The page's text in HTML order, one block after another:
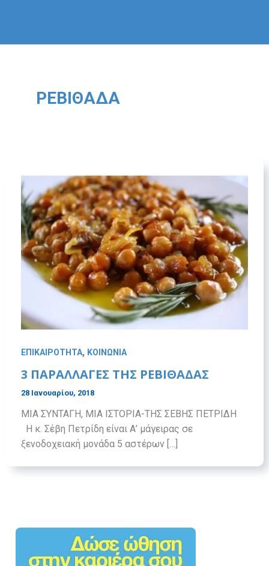
ΡΕΒΙΘΆΔΑ
ΕΠΙΚΑΙΡΟΤΗΤΑ, ΚΟΙΝΩΝΙΑ
3 ΠΑΡΑΛΛΑΓΕΣ ΤΗΣ ΡΕΒΙΘΑΔΑΣ
28 Ιανουαρίου, 2018
ΜΙΑ ΣΥΝΤΑΓΗ, ΜΙΑ ΙΣΤΟΡΙΑ-ΤΗΣ ΣΕΒΗΣ ΠΕΤΡΙΔΗ
Η κ. Σέβη Πετρίδη είναι Α’ μάγειρας σε
ξενοδοχειακή μονάδα 5 αστέρων […]